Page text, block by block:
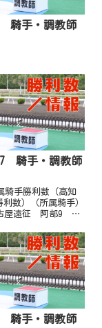
騎手・調教師
騎手・調教師
騎手勝利数（高知
数）（所属騎手）
屋遠征 阿部9 石
村41 木村17郷間
野16妹尾浩50
森77西森8 畑中
騎手・調教師